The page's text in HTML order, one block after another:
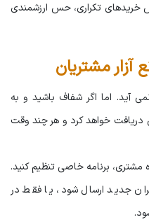
خریدهای تکراری، حس ارزشمندی
آزار مشتریان
آید. اما اگر شفاف باشید و به
دریافت خواهد کرد و هر چند وقت
مشتری، برنامه خاصی تنظیم کنید.
جدید ارسال شود، یا فقط در